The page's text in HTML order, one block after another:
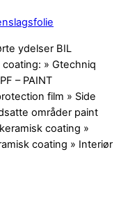
ydelser BIL
coating: » Gtechniq
– PAINT
film » Side
områder paint
coating »
coating » Interiør